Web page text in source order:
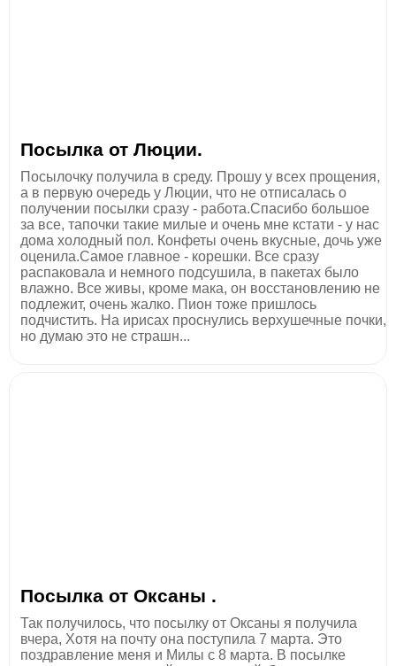
Посылка от Люции.
Посылочку получила в среду. Прошу у всех прощения,
а в первую очередь у Люции, что не отписалась о
получении посылки сразу - работа.Спасибо большое
за все, тапочки такие милые и очень мне кстати - у нас
дома холодный пол. Конфеты очень вкусные, дочь уже
оценила.Самое главное - корешки. Все сразу
распаковала и немного подсушила, в пакетах было
влажно. Все живы, кроме мака, он восстановлению не
подлежит, очень жалко. Пион тоже пришлось
подчистить. На ирисах проснулись верхушечные почки,
но думаю это не страшн...
Посылка от Оксаны .
Так получилось, что посылку от Оксаны я получила
вчера, Хотя на почту она поступила 7 марта. Это
поздравление меня и Милы с 8 марта. В посылке